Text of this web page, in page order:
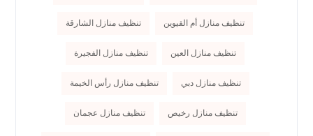
تنظيف منازل أم القيوين تنظيف منازل الشارقة
تنظيف منازل العين تنظيف منازل الفجيرة
تنظيف منازل دبي تنظيف منازل رأس الخيمة
تنظيف منازل رخيص تنظيف منازل عجمان